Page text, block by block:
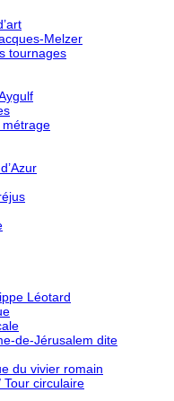
Melzer
tournages
métrage
Léotard
de-Jérusalem dite
du vivier romain
Tour circulaire